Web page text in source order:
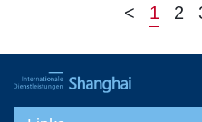
< 1 2